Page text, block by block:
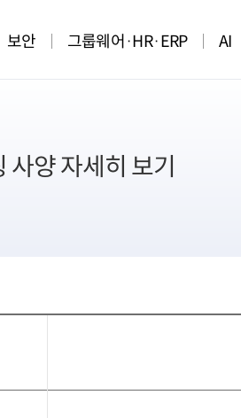
보안 그룹웨어·HR·ERP AI
사양 자세히 보기